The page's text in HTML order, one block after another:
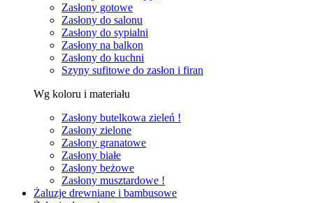
Zasłony gotowe
Zasłony do salonu
Zasłony do sypialni
Zasłony na balkon
Zasłony do kuchni
Szyny sufitowe do zasłon i firan
Wg koloru i materiału
Zasłony butelkowa zieleń !
Zasłony zielone
Zasłony granatowe
Zasłony białe
Zasłony beżowe
Zasłony musztardowe !
Żaluzje drewniane i bambusowe